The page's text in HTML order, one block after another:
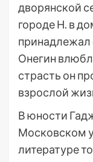
дворянской
городе Н. в
принадлежал
Онегин
страсть он
взрослой
В юности
Московском
литературе